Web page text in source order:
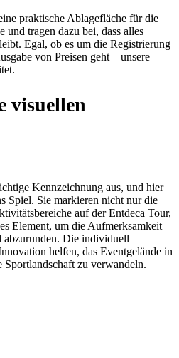
praktische Ablagefläche für die
und tragen dazu bei, dass alles
Egal, ob es um die Registrierung
von Preisen geht – unsere
visuellen
Kennzeichnung aus, und hier
Spiel. Sie markieren nicht nur die
auf der Entdeca Tour,
Element, um die Aufmerksamkeit
abzurunden. Die individuell
helfen, das Eventgelände in
Sportlandschaft zu verwandeln.